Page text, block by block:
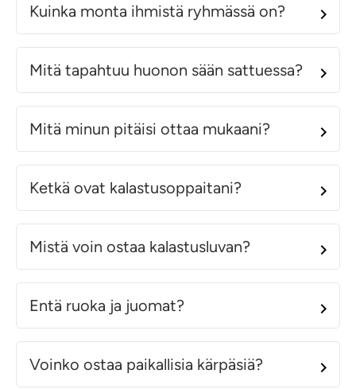
Kuinka monta ihmistä ryhmässä on?
Mitä tapahtuu huonon sään sattuessa?
Mitä minun pitäisi ottaa mukaani?
Ketkä ovat kalastusoppaitani?
Mistä voin ostaa kalastusluvan?
Entä ruoka ja juomat?
Voinko ostaa paikallisia kärpäsiä?